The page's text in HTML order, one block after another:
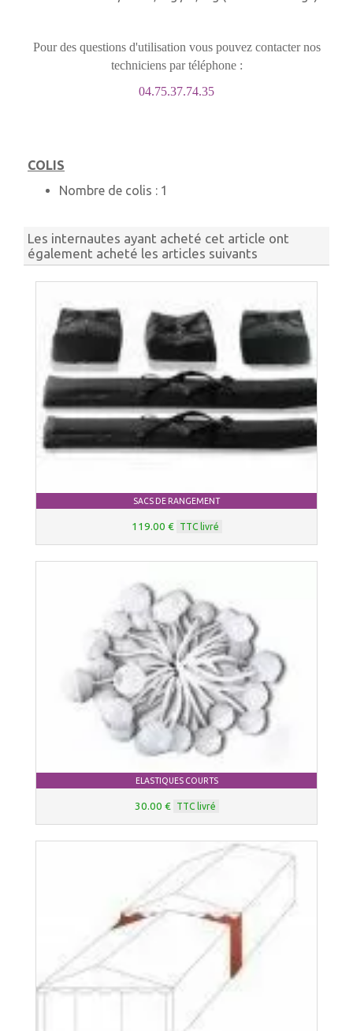
Pour des questions d'utilisation vous pouvez contacter nos
techniciens par téléphone :
04.75.37.74.35
COLIS
Nombre de colis : 1
Les internautes ayant acheté cet article ont
également acheté les articles suivants
SACS DE RANGEMENT
119.00 € TTC livré
ELASTIQUES COURTS
30.00 € TTC livré